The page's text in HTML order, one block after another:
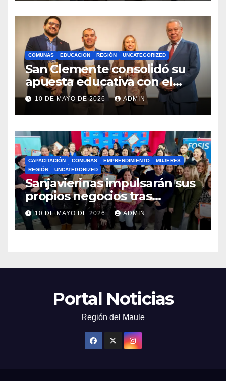
COMUNAS EDUCACION REGIÓN UNCATEGORIZED
San Clemente consolidó su
apuesta educativa con el
lanzamiento del
Preuniversitario Brotes 2026
10 DE MAYO DE 2026 ADMIN
CAPACITACIÓN COMUNAS EMPRENDIMIENTO
MUJERES
REGIÓN
UNCATEGORIZED
Sanjavierinas impulsarán sus
propios negocios tras
capacitarse junto al FOSIS
10 DE MAYO DE 2026 ADMIN
Portal Noticias
Región del Maule